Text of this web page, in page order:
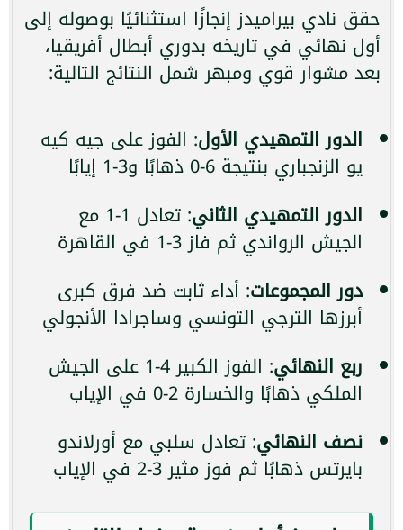
حقق نادي بيراميدز إنجازًا استثنائيًا بوصوله إلى
أول نهائي في تاريخه بدوري أبطال أفريقيا،
بعد مشوار قوي ومبهر شمل النتائج التالية:
الدور التمهيدي الأول: الفوز على جيه كيه
يو الزنجباري بنتيجة 6-0 ذهابًا و3-1 إيابًا
الدور التمهيدي الثاني
: تعادل 1-1 مع
الجيش الرواندي ثم فاز 3-1 في القاهرة
دور المجموعات: أداء ثابت ضد فرق كبرى
أبرزها الترجي التونسي وساجرادا الأنجولي
ربع النهائي
: الفوز الكبير 4-1 على الجيش
الملكي ذهابًا والخسارة 2-0 في الإياب
نصف النهائي: تعادل سلبي مع أورلاندو
بايرتس ذهابًا ثم فوز مثير 3-2 في الإياب